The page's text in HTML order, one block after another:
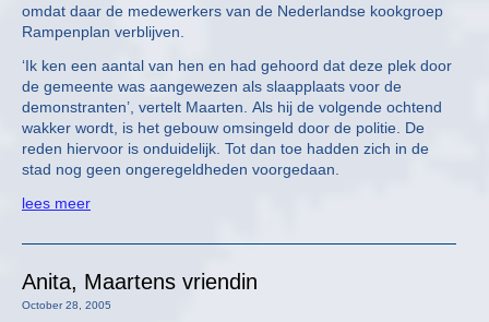
omdat daar de medewerkers van de Neder­landse kookgroep
Rampenplan verblijven.
‘Ik ken een aantal van hen en had gehoord dat deze plek door
de gemeente was aangewezen als slaapplaats voor de
demonstranten’, vertelt Maarten. Als hij de volgende ochtend
wakker wordt, is het gebouw omsingeld door de politie. De
reden hiervoor is onduidelijk. Tot dan toe hadden zich in de
stad nog geen ongeregeldheden voorgedaan.
lees meer
Anita, Maartens vriendin
October 28, 2005